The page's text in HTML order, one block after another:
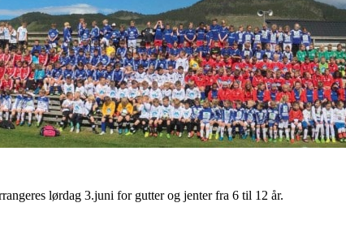
lørdag 3.juni for gutter og jenter fra 6 til 12 år.